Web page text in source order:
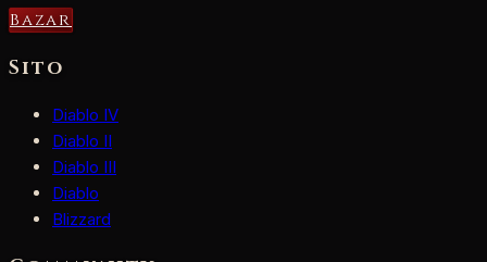
Bazar
Sito
Diablo IV
Diablo II
Diablo III
Diablo
Blizzard